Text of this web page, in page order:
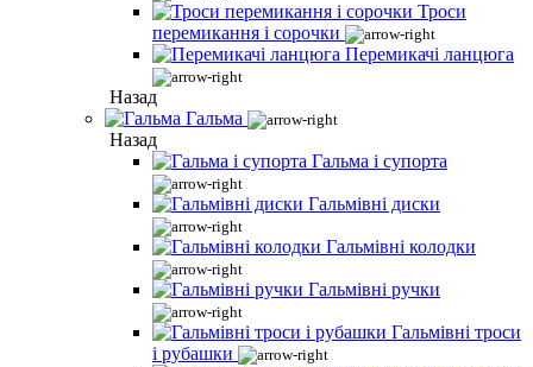
Троси
перемикання і сорочки
Перемикачі ланцюга
Назад
Гальма
Назад
Гальма і супорта
Гальмівні диски
Гальмівні колодки
Гальмівні ручки
Гальмівні троси
і рубашки